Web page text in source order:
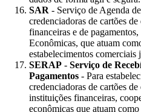
SAR - Serviço de Agenda
credenciadoras de cartões
financeiras e de
Econômicas, que atuam
estabelecimentos comerciais
SERAP - Serviço de
Pagamentos - Para
credenciadoras de cartões
instituições financeiras,
econômicas que atuam